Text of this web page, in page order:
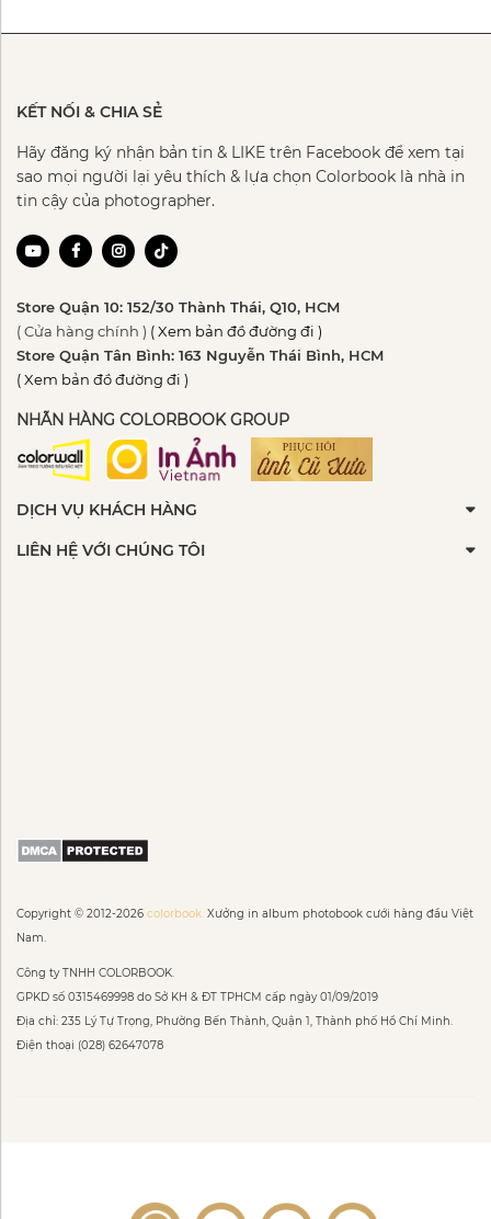
KẾT NỐI & CHIA SẺ
Hãy đăng ký nhận bản tin & LIKE trên Facebook để xem tại
sao mọi người lại yêu thích & lựa chọn Colorbook là nhà in
tin cậy của photographer.
Store Quận 10: 152/30 Thành Thái, Q10, HCM
( Cửa hàng chính ) ( Xem bản đồ đường đi )
Store Quận Tân Bình: 163 Nguyễn Thái Bình, HCM
( Xem bản đồ đường đi )
NHÃN HÀNG COLORBOOK GROUP
DỊCH VỤ KHÁCH HÀNG
LIÊN HỆ VỚI CHÚNG TÔI
Copyright © 2012-2026 colorbook. Xưởng in album photobook cưới hàng đầu Việt
Nam.
Công ty TNHH COLORBOOK.
GPKD số 0315469998 do Sở KH & ĐT TPHCM cấp ngày 01/09/2019
Địa chỉ: 235 Lý Tự Trọng, Phường Bến Thành, Quận 1, Thành phố Hồ Chí Minh.
Điện thoại (028) 62647078